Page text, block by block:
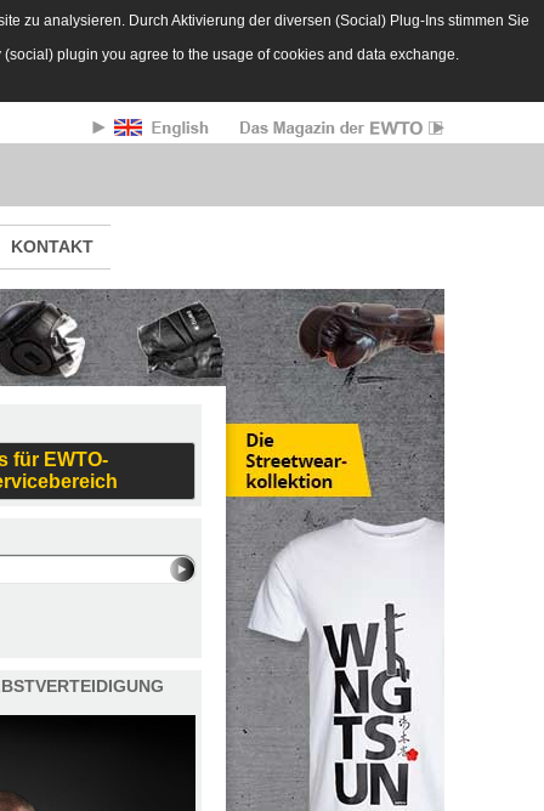
zu analysieren. Durch Aktivierung der diversen (Social) Plug-Ins stimmen Sie
plugin you agree to the usage of cookies and data exchange.
KONTAKT
für EWTO-